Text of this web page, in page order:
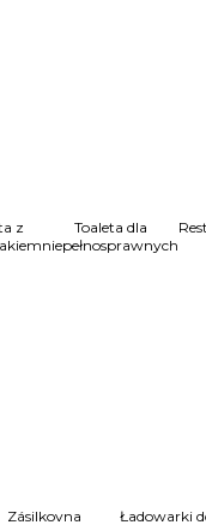
z
Toaleta dla
niepełnosprawnych
Zásilkovna Ładowarki